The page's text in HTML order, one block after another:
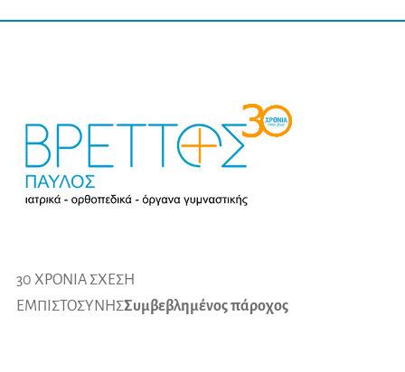
30 ΧΡΟΝΙΑ ΣΧΕΣΗ
ΕΜΠΙΣΤΟΣΥΝΗΣΣυμβεβλημένος πάροχος